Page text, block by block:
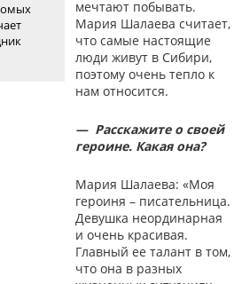
мечтают побывать.
Мария Шалаева считает,
что самые настоящие
люди живут в Сибири,
поэтому очень тепло к
нам относится.
— Расскажите о своей
героине. Какая она?
Мария Шалаева: «Моя
героиня – писательница.
Девушка неординарная
и очень красивая.
Главный ее талант в том,
что она в разных